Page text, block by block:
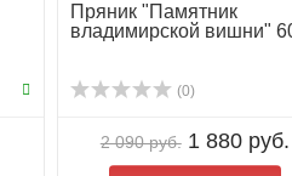
Пряник "Памятник
владимирской вишни"
(0)
2 090 руб. 1 880 руб.